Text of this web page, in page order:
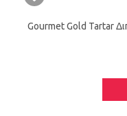
Gourmet Gold Tartar